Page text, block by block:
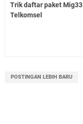
Trik daftar paket Mig33
Telkomsel
POSTINGAN LEBIH BARU